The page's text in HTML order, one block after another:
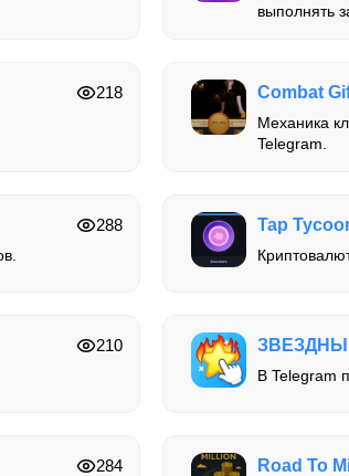
выполнять
218 Combat
Механика
Telegram.
288 Tap
210
В Telegram
284 Road To